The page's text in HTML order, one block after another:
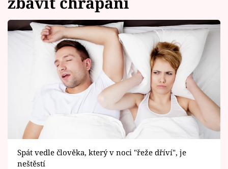
Témata
Celebrity
Sledujte prima+
Filmový festival Karlovy Vary
Spát vedle člověka, který v noci "řeže dříví", je
neštěstí